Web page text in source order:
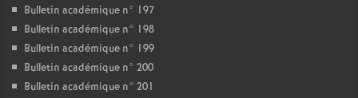
Bulletin académique n° 197
Bulletin académique n° 198
Bulletin académique n° 199
Bulletin académique n° 200
Bulletin académique n° 201